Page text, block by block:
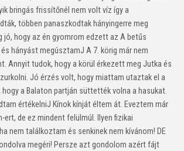
bringás frissítőnél nem volt víz így a
többen panaszkodtak hányingerre meg
jó, hogy az én gyomrom edzett az A betűs
hányást megúsztamJ A 7. körig már nem
Annyit tudok, hogy a körül érkezett meg Jutka és
Jó érzés volt, hogy miattam utaztak el a
hogy a Balaton partján süttették volna a hasukat.
értékelniJ Kínok kínját éltem át. Eveztem már
ert, de ez mindent felülmúl. Ilyen fizikai
nem találkoztam és senkinek nem kívánom! DE
megéri! Persze azt gondolom azért fájt